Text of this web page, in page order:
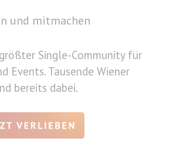
und mitmachen
Single-Community für
Events. Tausende Wiener
bereits dabei.